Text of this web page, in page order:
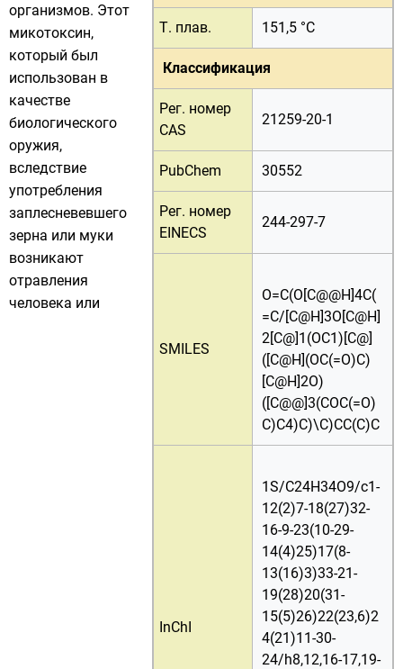
Т. плав. 151,5 °C
Классификация
Рег. номер
CAS
21259-20-1
PubChem 30552
Рег. номер
EINECS
244-297-7
SMILES
O=C(O[C@@H]4C(
=C/[C@H]3O[C@H]
2[C@]1(OC1)[C@]
([C@H](OC(=O)C)
[C@H]2O)
([C@@]3(COC(=O)
C)C4)C)\C)CC(C)C
InChI
1S/C24H34O9/c1-
12(2)7-18(27)32-
16-9-23(10-29-
14(4)25)17(8-
13(16)3)33-21-
19(28)20(31-
15(5)26)22(23,6)2
4(21)11-30-
24/h8,12,16-17,19-
организмов. Этот
микотоксин,
который был
использован в
качестве
биологического
оружия,
вследствие
употребления
заплесневевшего
зерна или муки
возникают
отравления
человека или